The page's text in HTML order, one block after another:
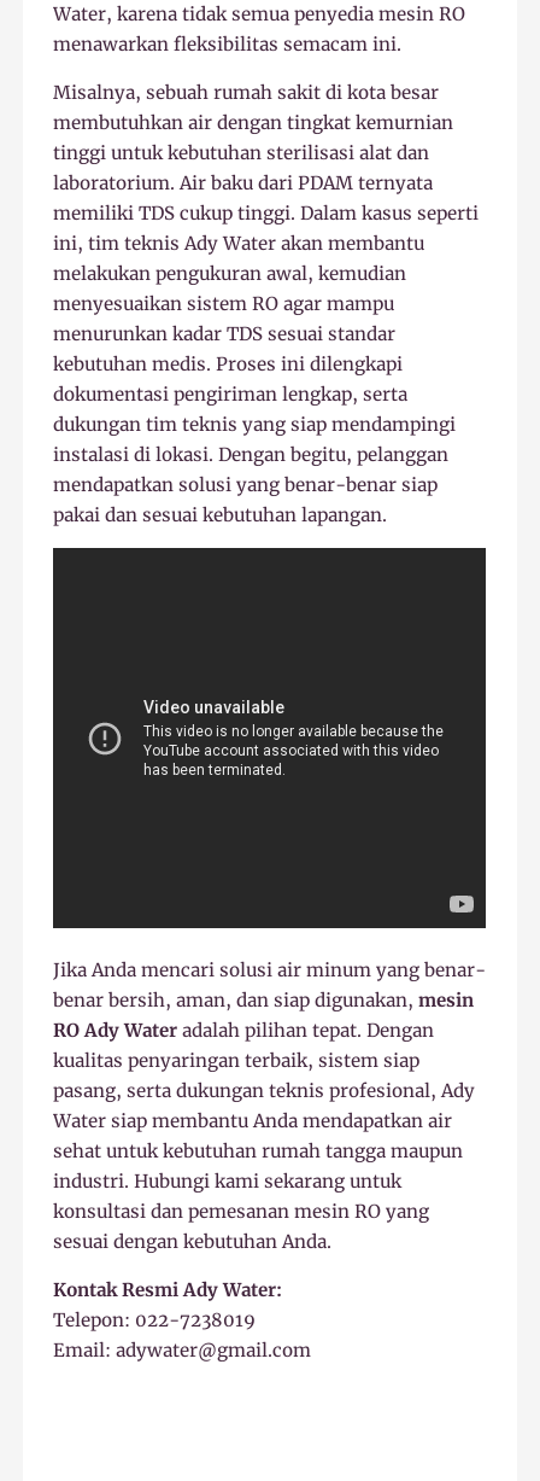
Water, karena tidak semua penyedia mesin RO
menawarkan fleksibilitas semacam ini.
Misalnya, sebuah rumah sakit di kota besar
membutuhkan air dengan tingkat kemurnian
tinggi untuk kebutuhan sterilisasi alat dan
laboratorium. Air baku dari PDAM ternyata
memiliki TDS cukup tinggi. Dalam kasus seperti
ini, tim teknis Ady Water akan membantu
melakukan pengukuran awal, kemudian
menyesuaikan sistem RO agar mampu
menurunkan kadar TDS sesuai standar
kebutuhan medis. Proses ini dilengkapi
dokumentasi pengiriman lengkap, serta
dukungan tim teknis yang siap mendampingi
instalasi di lokasi. Dengan begitu, pelanggan
mendapatkan solusi yang benar-benar siap
pakai dan sesuai kebutuhan lapangan.
Jika Anda mencari solusi air minum yang benar-
benar bersih, aman, dan siap digunakan,mesin
RO Ady Water adalah pilihan tepat. Dengan
kualitas penyaringan terbaik, sistem siap
pasang, serta dukungan teknis profesional, Ady
Water siap membantu Anda mendapatkan air
sehat untuk kebutuhan rumah tangga maupun
industri. Hubungi kami sekarang untuk
konsultasi dan pemesanan mesin RO yang
sesuai dengan kebutuhan Anda.
Kontak Resmi Ady Water:
Telepon: 022-7238019
Email: adywater@gmail.com